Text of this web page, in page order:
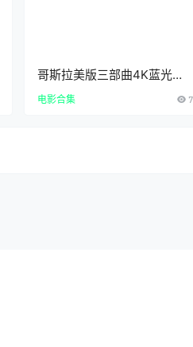
哥斯拉美版三部曲4K蓝光原
盘英语中字迅雷百度云下载
电影合集 7